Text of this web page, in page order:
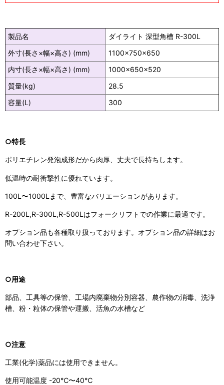
製品名
ダイライト 深型角槽 R-300L
外寸(長さ×幅×高さ) (mm)
1100×750×650
内寸(長さ×幅×高さ) (mm)
1000×650×520
質量(kg)
28.5
容量(L)
300
○特長
ポリエチレン発泡成形だから肉厚、丈夫で長持ちします。
低温時の耐衝撃性に優れています。
100L〜1000Lまで、豊富なバリエーションがあります。
R-200L,R-300L,R-500Lはフォークリフトでの作業に最適です。
オプション品も各種取り扱っております。オプション品の詳細はお
問い合わせ下さい。
○用途
部品、工具等の保管、工場内廃棄物分別容器、農作物の消毒、洗浄
槽、粉・粒体の保管や運搬、活魚の水槽など
○注意
工業(化学)薬品には使用できません。
使用可能温度 -20℃〜40℃